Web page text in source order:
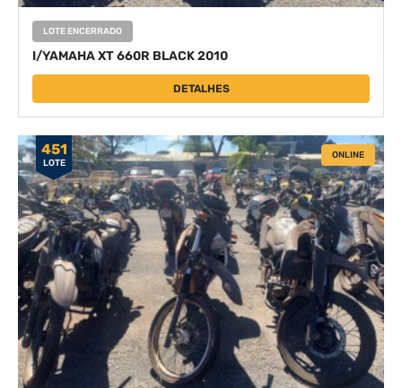
LOTE ENCERRADO
I/YAMAHA XT 660R BLACK 2010
DETALHES
451
LOTE
ONLINE